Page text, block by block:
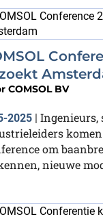
COMSOL BV
2025 | Ingenieurs,
komen
om
nieuwe